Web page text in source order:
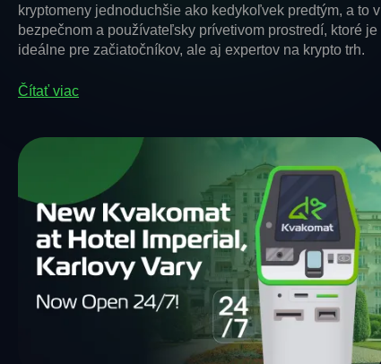
kryptomeny jednoduchšie ako kedykoľvek predtým, a to v
bezpečnom a používateľsky prívetivom prostredí, ktoré je
ideálne pre začiatočníkov, ale aj expertov na krypto trh.
Čítať viac